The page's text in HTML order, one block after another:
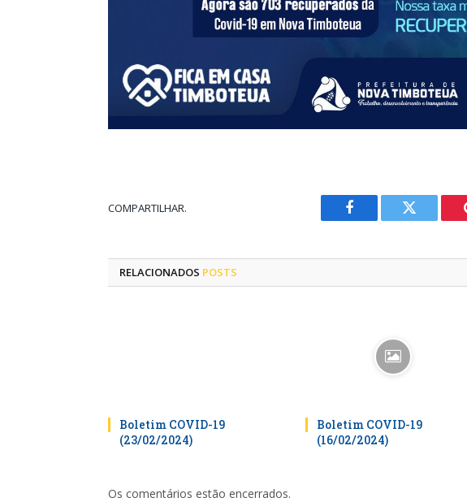
COMPARTILHAR.
Facebook Twitter
RELACIONADOS POSTS
Boletim COVID-19
(23/02/2024)
Boletim COVID-19
(16/02/2024)
Os comentários estão encerrados.